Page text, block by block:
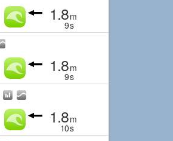
1.8m
9s
1.8m
9s
1.8m
10s